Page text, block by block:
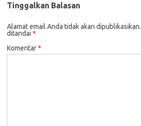
Tinggalkan Balasan
Alamat email Anda tidak akan dipublikasikan.
ditandai *
Komentar*